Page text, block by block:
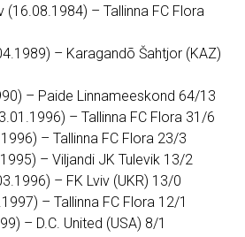
(16.08.1984) – Tallinna FC Flora
– Karagandõ Šahtjor (KAZ)
– Paide Linnameeskond 64/13
– Tallinna FC Flora 31/6
– Tallinna FC Flora 23/3
– Viljandi JK Tulevik 13/2
– FK Lviv (UKR) 13/0
– Tallinna FC Flora 12/1
– D.C. United (USA) 8/1